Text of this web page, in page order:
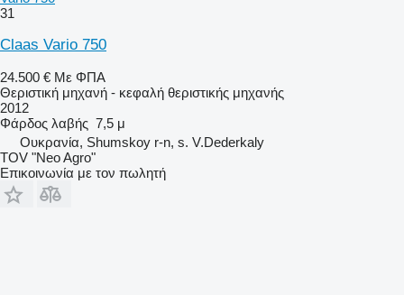
31
Claas Vario 750
24.500 € Με ΦΠΑ
Θεριστική μηχανή - κεφαλή θεριστικής μηχανής
2012
Φάρδος λαβής 7,5 μ
Ουκρανία, Shumskoy r-n, s. V.Dederkaly
TOV "Neo Agro"
Επικοινωνία με τον πωλητή